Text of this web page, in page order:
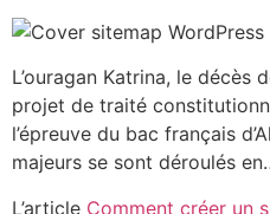
L’ouragan Katrina, le décès
projet de traité
l’épreuve du bac français
majeurs se sont déroulés
L’article Comment créer un